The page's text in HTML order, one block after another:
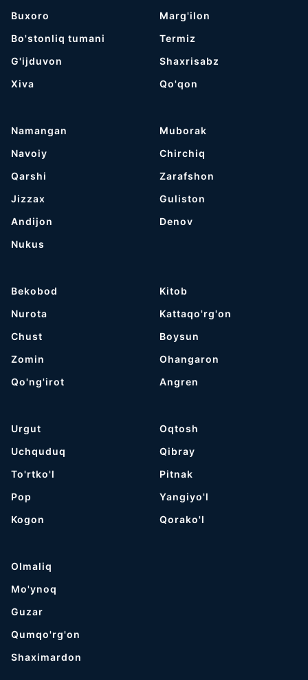
Buxoro
Bo'stonliq tumani
G'ijduvon
Хiva
Marg'ilon
Termiz
Shaxrisabz
Qo'qon
Namangan
Navoiy
Qarshi
Jizzax
Andijon
Nukus
Muborak
Chirchiq
Zarafshon
Guliston
Denov
Bekobod
Nurota
Chust
Zomin
Qo'ng'irot
Kitob
Kattaqo'rg'on
Boysun
Ohangaron
Angren
Urgut
Uchquduq
To'rtko'l
Pop
Kogon
Oqtosh
Qibray
Pitnak
Yangiyo'l
Qorako'l
Olmaliq
Mo'ynoq
Guzar
Qumqo'rg'on
Shaximardon